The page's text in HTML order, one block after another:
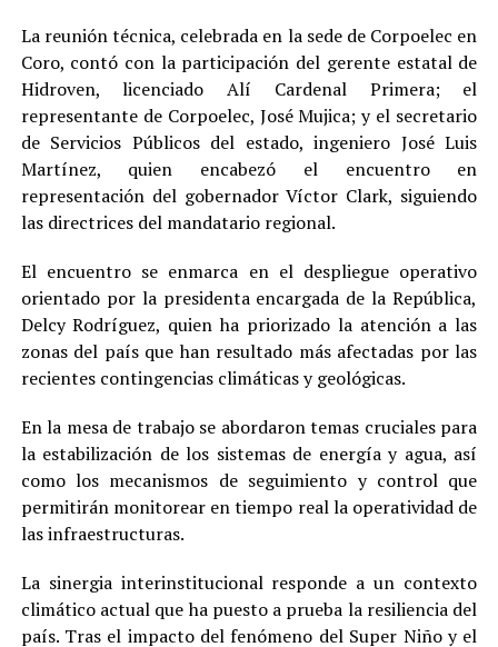
La reunión técnica, celebrada en la sede de Corpoelec en
Coro, contó con la participación del gerente estatal de
Hidroven, licenciado Alí Cardenal Primera; el
representante de Corpoelec, José Mujica; y el secretario
de Servicios Públicos del estado, ingeniero José Luis
Martínez, quien encabezó el encuentro en
representación del gobernador Víctor Clark, siguiendo
las directrices del mandatario regional.
El encuentro se enmarca en el despliegue operativo
orientado por la presidenta encargada de la República,
Delcy Rodríguez, quien ha priorizado la atención a las
zonas del país que han resultado más afectadas por las
recientes contingencias climáticas y geológicas.
En la mesa de trabajo se abordaron temas cruciales para
la estabilización de los sistemas de energía y agua, así
como los mecanismos de seguimiento y control que
permitirán monitorear en tiempo real la operatividad de
las infraestructuras.
La sinergia interinstitucional responde a un contexto
climático actual que ha puesto a prueba la resiliencia del
país. Tras el impacto del fenómeno del Super Niño y el